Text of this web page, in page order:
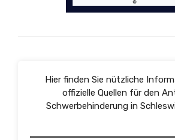
Hier finden Sie nützliche
offizielle Quellen für den
Schwerbehinderung in